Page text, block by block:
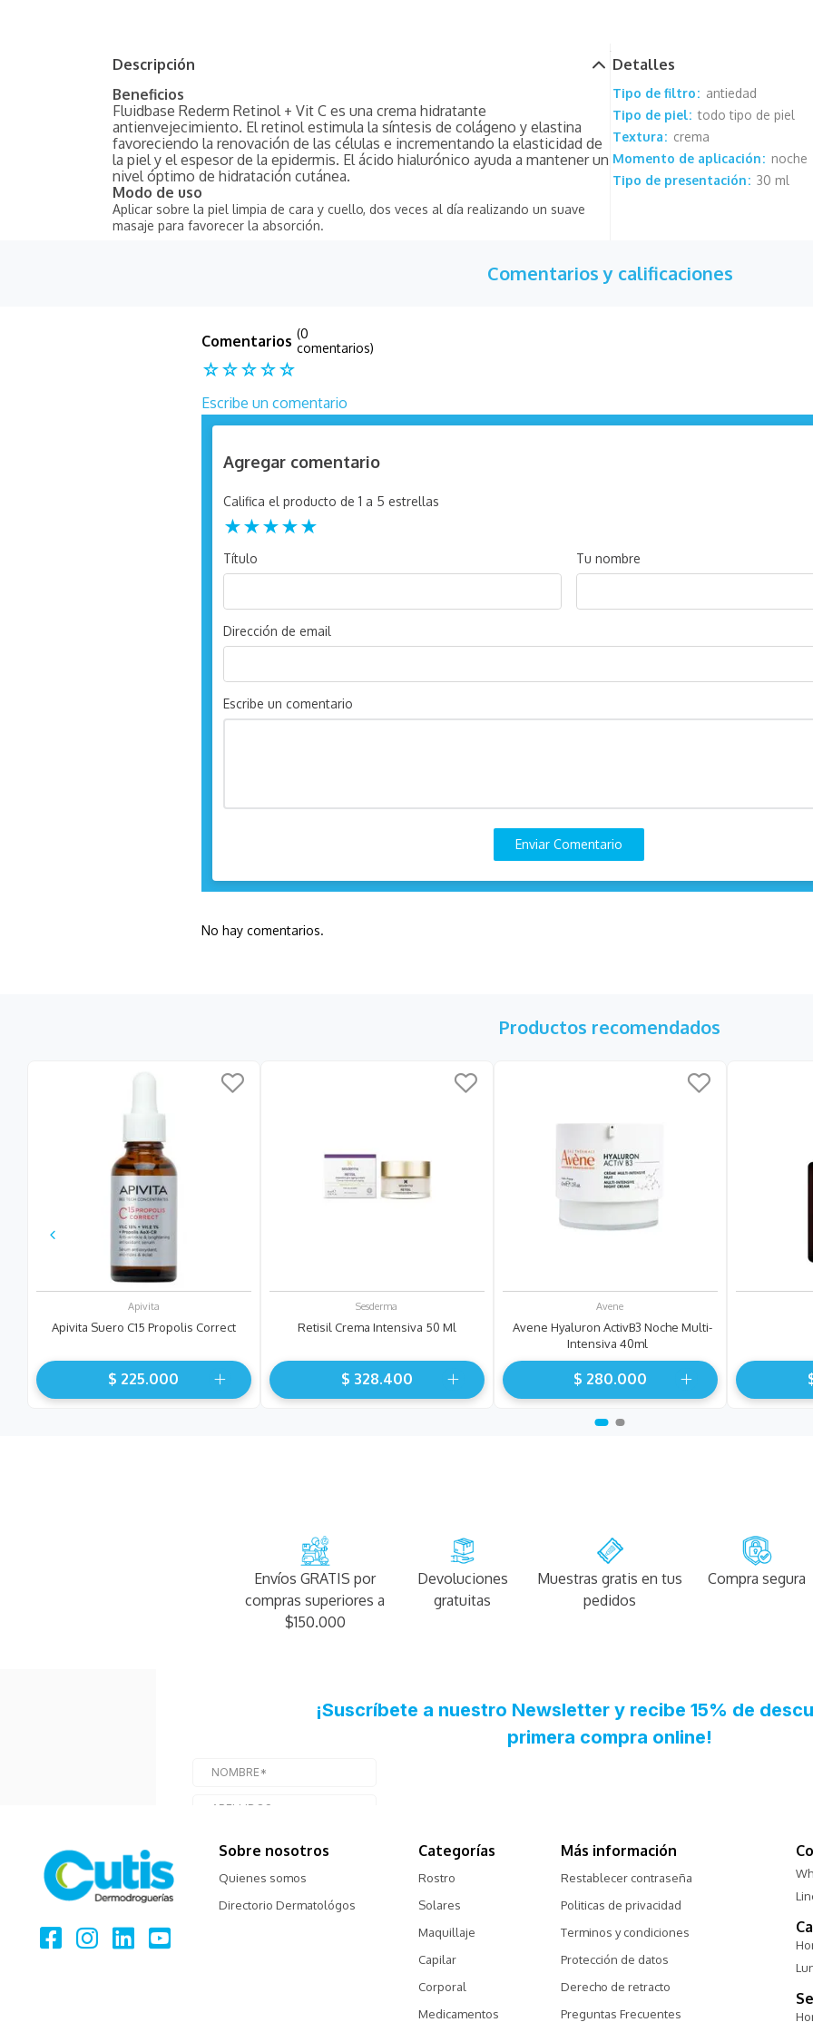
Descripción
Beneficios
Fluidbase Rederm Retinol + Vit C es una crema hidratante
antienvejecimiento. El retinol estimula la síntesis de colágeno y elastina
favoreciendo la renovación de las células e incrementando la elasticidad de
la piel y el espesor de la epidermis. El ácido hialurónico ayuda a mantener un
nivel óptimo de hidratación cutánea.
Modo de uso
Aplicar sobre la piel limpia de cara y cuello, dos veces al día realizando un suave
masaje para favorecer la absorción.
Detalles
Tipo de filtro
antiedad
Tipo de piel
todo tipo de piel
Textura
crema
Momento de aplicación
noche
Tipo de presentación
30 ml
Comentarios y calificaciones
☆☆☆☆☆
(0
comentarios)
Escribe un comentario
Agregar comentario
Título
Califica el producto de 1 a 5 estrellas
★★★★★
Tu nombre
Dirección de email
Escribe un comentario
Enviar Comentario
No hay comentarios.
Productos recomendados
Apivita
Apivita Suero C15 Propolis Correct
$ 225.000
Sesderma
Retisil Crema Intensiva 50 Ml
$ 328.400
Avene
Avene Hyaluron ActivB3 Noche Multi-
Intensiva 40ml
$ 280.000
Envíos GRATIS por
compras superiores a
$150.000
Devoluciones
gratuitas
Muestras gratis en tus
pedidos
Compra segura
Sobre nosotros
Quienes somos
Directorio Dermatológos
Categorías
Rostro
Solares
Maquillaje
Capilar
Corporal
Medicamentos
Más información
Restablecer contraseña
Politicas de privacidad
Terminos y condiciones
Protección de datos
Derecho de retracto
Preguntas Frecuentes